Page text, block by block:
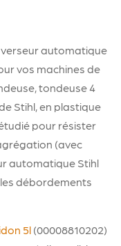
automatique
vos machines de
tondeuse 4
Stihl, en plastique
pour résister
(avec
automatique Stihl
débordements
5l (00008810202)